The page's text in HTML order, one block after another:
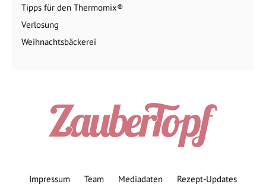
Tipps für den Thermomix®
Verlosung
Weihnachtsbäckerei
Impressum Team Mediadaten Rezept-Updates